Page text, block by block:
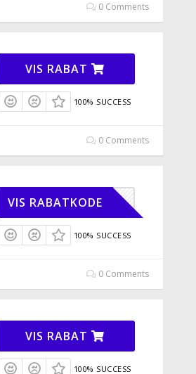
0 Comments
VIS RABAT
100% SUCCESS
0 Comments
ERMFRI10
VIS RABATKODE
100% SUCCESS
0 Comments
VIS RABAT
100% SUCCESS